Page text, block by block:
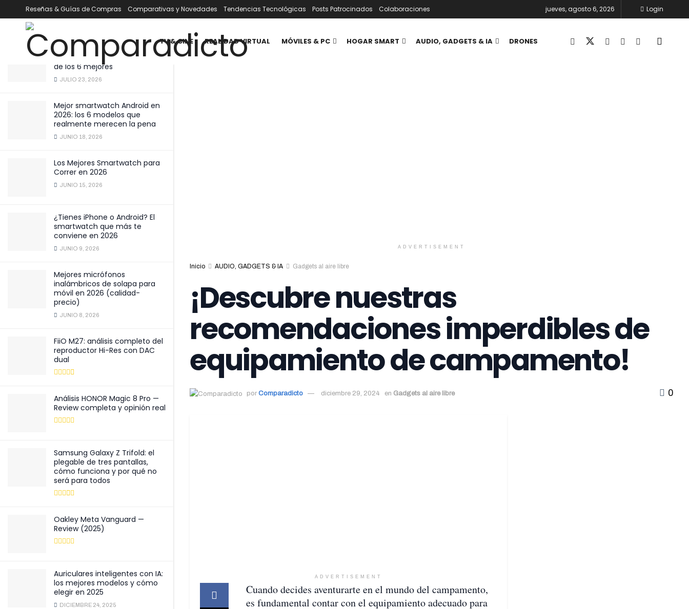
ÚLTIMOS TENDENCIA Filtrar
campamento!
Mejor smartwatch por menos
de 100 € en 2026: comparativa
de los 6 mejores
JULIO 23, 2026
Mejor smartwatch Android en
2026: los 6 modelos que
realmente merecen la pena
JUNIO 18, 2026
Los Mejores Smartwatch para
Correr en 2026
JUNIO 15, 2026
¿Tienes iPhone o Android? El
smartwatch que más te
conviene en 2026
JUNIO 9, 2026
Mejores micrófonos
inalámbricos de solapa para
móvil en 2026 (calidad-
precio)
JUNIO 8, 2026
FiiO M27: análisis completo del
reproductor Hi-Res con DAC
dual
Análisis HONOR Magic 8 Pro —
Review completa y opinión real
Samsung Galaxy Z Trifold: el
plegable de tres pantallas,
cómo funciona y por qué no
será para todos
Oakley Meta Vanguard —
Review (2025)
Auriculares inteligentes con IA:
los mejores modelos y cómo
elegir en 2025
DICIEMBRE 24, 2025
Reseñas & Guías de Compras Comparativas y Novedades Tendencias Tecnológicas Posts Patrocinados Colaboraciones jueves, agosto 6, 2026 Login
TV & CINE REALIDAD VIRTUAL MÓVILES & PC HOGAR SMART AUDIO, GADGETS & IA DRONES
ADVERTISEMENT
Inicio AUDIO, GADGETS & IA Gadgets al aire libre
¡Descubre nuestras
recomendaciones imperdibles de
equipamiento de campamento!
por Comparadicto diciembre 29, 2024 en Gadgets al aire libre 0
ADVERTISEMENT
Cuando decides aventurarte en el mundo del campamento,
es fundamental contar con el equipamiento adecuado para